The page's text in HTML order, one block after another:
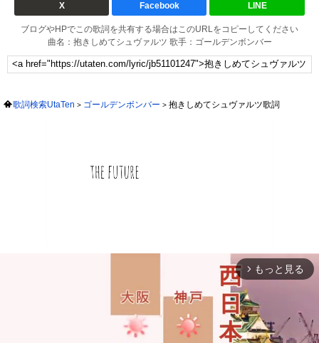
X Facebook LINE
ブログやHPでこの歌詞を共有する場合はこのURLをコピーしてください
曲名：抱きしめてシュヴァルツ 歌手：ゴールデンボンバー
歌詞検索UtaTen ゴールデンボンバー 抱きしめてシュヴァルツ歌詞
arrow_forward_ios もっと見る